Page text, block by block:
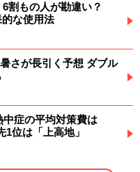
割もの人が勘違い？
な使用法
さが長引く予想 ダブル
中症の平均対策費は
位は「上高地」